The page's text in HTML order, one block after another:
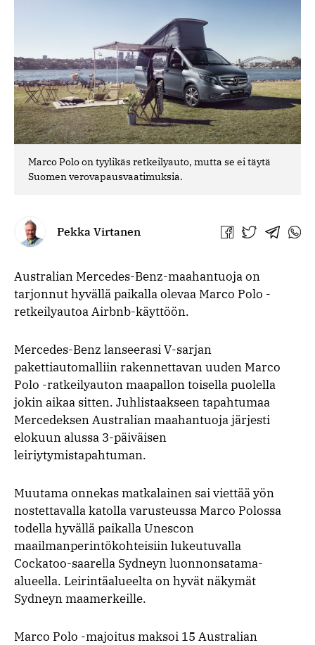
Marco Polo on tyylikäs retkeilyauto, mutta se ei täytä
Suomen verovapausvaatimuksia.
Pekka Virtanen
Jaa Jaa Jaa Jaa
Australian Mercedes-Benz-maahantuoja on
tarjonnut hyvällä paikalla olevaa Marco Polo -
retkeilyautoa Airbnb-käyttöön.
Mercedes-Benz lanseerasi V-sarjan
pakettiautomalliin rakennettavan uuden Marco
Polo -ratkeilyauton maapallon toisella puolella
jokin aikaa sitten. Juhlistaakseen tapahtumaa
Mercedeksen Australian maahantuoja järjesti
elokuun alussa 3-päiväisen
leiriytymistapahtuman.
Muutama onnekas matkalainen sai viettää yön
nostettavalla katolla varusteussa Marco Polossa
todella hyvällä paikalla Unescon
maailmanperintökohteisiin lukeutuvalla
Cockatoo-saarella Sydneyn luonnonsatama-
alueella. Leirintäalueelta on hyvät näkymät
Sydneyn maamerkeille.
Marco Polo -majoitus maksoi 15 Australian